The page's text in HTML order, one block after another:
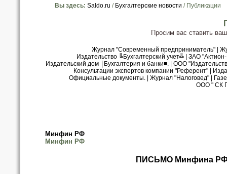
Вы здесь: Saldo.ru / Бухгалтерские новости / Публикации
Просим вас ставить
Журнал "Современный предприниматель"|
Издательство ╚Бухгалтерский учет╩| ЗАО
Издательский дом ⌠Бухгалтерия и банки■.| ООО
Консультации экспертов компании "Референт"
Официальные документы.
Журнал "Налоговед"
ООО " СК
Минфин РФ
Минфин РФ
ПИСЬМО Минфина РФ